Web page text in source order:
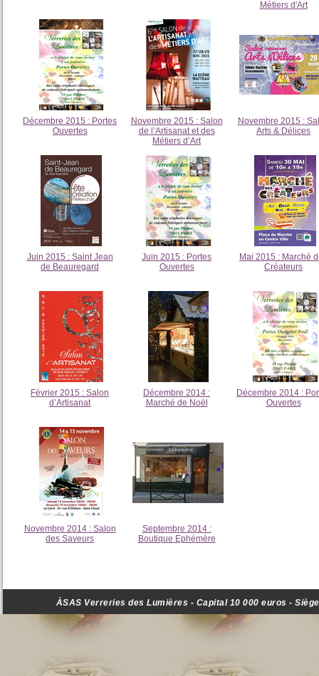
Métiers d'Art
Décembre 2015 : Portes
Ouvertes
Novembre 2015 : Salon
de l’Artisanat et des
Métiers d’Art
Novembre 2015 :
Arts & Délices
Juin 2015 : Saint Jean
de Beauregard
Juin 2015 : Portes
Ouvertes
Mai 2015 : Marché
Créateurs
Février 2015 : Salon
d’Artisanat
Décembre 2014 :
Marché de Noël
Décembre 2014 :
Ouvertes
Novembre 2014 : Salon
des Saveurs
Septembre 2014 :
Boutique Ephémère
ÀSAS Verreries des Lumières - Capital 10 000 euros -